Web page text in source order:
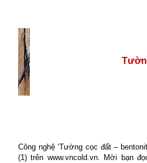
Công nghệ ‘Tường cọc đất –
(1) trên www.vncold.vn. Mời bạn